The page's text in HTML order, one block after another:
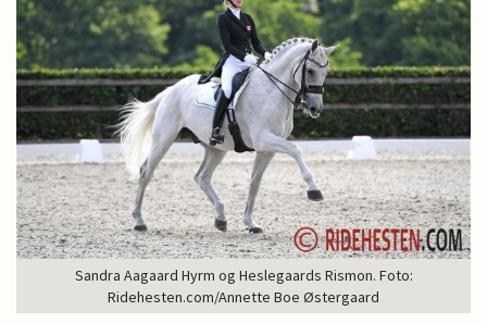
Sandra Aagaard Hyrm og Heslegaards Rismon. Foto:
Ridehesten.com/Annette Boe Østergaard